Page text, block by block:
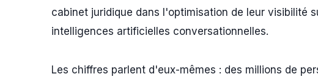
cabinet juridique dans l'optimisation de leur visibilité
intelligences artificielles conversationnelles.
Les chiffres parlent d'eux-mêmes : des millions de